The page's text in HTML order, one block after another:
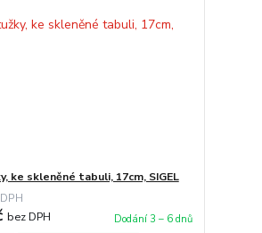
ke skleněné tabuli, 17cm, SIGEL
bez DPH Dodání 3 – 6 dnů